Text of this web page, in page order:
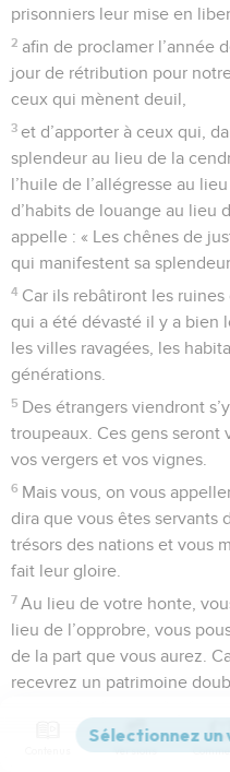
prisonniers leur mise en
2 afin de proclamer l’année
jour de rétribution pour
ceux qui mènent deuil,
3 et d’apporter à ceux qui,
splendeur au lieu de la
l’huile de l’allégresse au
d’habits de louange au lieu
appelle : « Les chênes de
qui manifestent sa splendeur
4 Car ils rebâtiront les
qui a été dévasté il y a bien
les villes ravagées, les
générations.
5 Des étrangers viendront
troupeaux. Ces gens seront
vos vergers et vos vignes.
6 Mais vous, on vous
dira que vous êtes servants
trésors des nations et vous
fait leur gloire.
7 Au lieu de votre honte,
lieu de l’opprobre, vous
de la part que vous aurez.
recevrez un patrimoine
« Moi, l’Eternel, moi,
Versions